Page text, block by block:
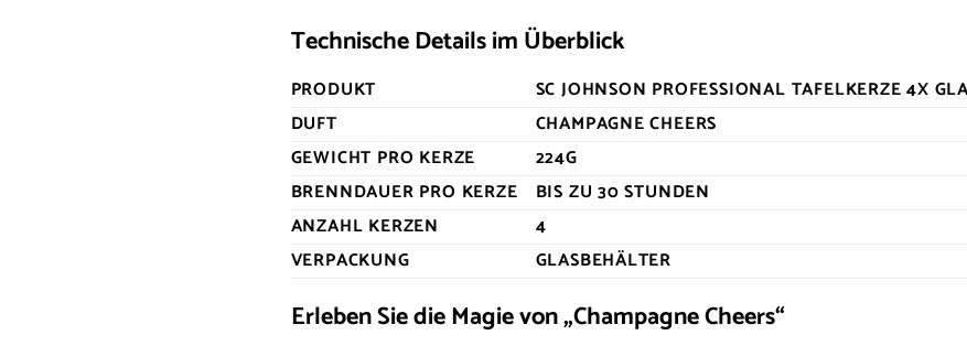
Technische Details im Überblick
PRODUKT
SC JOHNSON PROFESSIONAL TAFELKERZE 4X
DUFT
CHAMPAGNE CHEERS
GEWICHT PRO KERZE
224G
BRENNDAUER PRO KERZE
BIS ZU 30 STUNDEN
ANZAHL KERZEN
4
VERPACKUNG
GLASBEHÄLTER
Erleben Sie die Magie von „Champagne Cheers“